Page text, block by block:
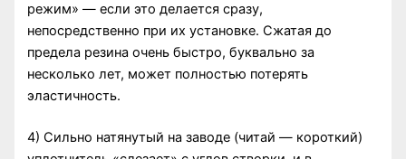
режим» — если это делается сразу,
непосредственно при их установке. Сжатая до
предела резина очень быстро, буквально за
несколько лет, может полностью потерять
эластичность.
4) Сильно натянутый на заводе (читай — короткий)